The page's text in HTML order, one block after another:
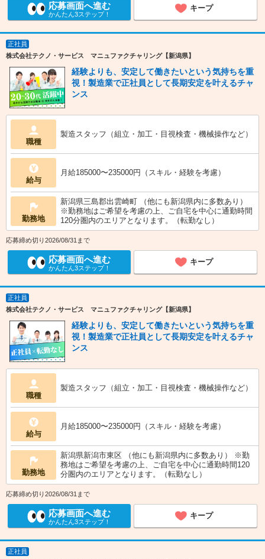
応募画面へ進む
かんたん3ステップ！
キープ
正社員
株式会社テクノ・サービス マニュファクチャリング【新潟県】
経験よりも、安定して働きたいという気持ちを重
視！製造業で正社員として長期安定を叶えるチャ
ンス
職種
製造スタッフ（組立・加工・目視検査・機械操作など）
給与
月給185000〜235000円（スキル・経験を考慮）
勤務地
新潟県三島郡出雲崎町 （他にも新潟県内に多数あり）
※勤務地はご希望を考慮の上、ご自宅を中心に通勤時間
120分圏内のエリアとなります。（転勤なし）
応募締め切り2026/08/31まで
応募画面へ進む
かんたん3ステップ！
キープ
正社員
株式会社テクノ・サービス マニュファクチャリング【新潟県】
経験よりも、安定して働きたいという気持ちを重
視！製造業で正社員として長期安定を叶えるチャ
ンス
職種
製造スタッフ（組立・加工・目視検査・機械操作など）
給与
月給185000〜235000円（スキル・経験を考慮）
勤務地
新潟県新潟市東区 （他にも新潟県内に多数あり） ※勤
務地はご希望を考慮の上、ご自宅を中心に通勤時間120
分圏内のエリアとなります。（転勤なし）
応募締め切り2026/08/31まで
応募画面へ進む
かんたん3ステップ！
キープ
正社員